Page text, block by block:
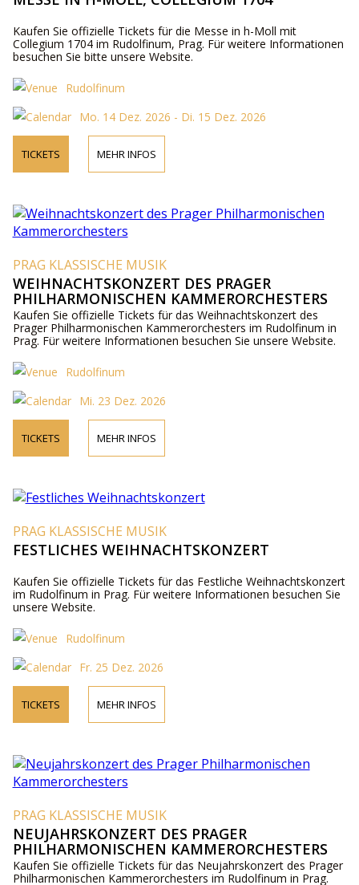
Kaufen Sie offizielle Tickets für die Messe in h-Moll mit
Collegium 1704 im Rudolfinum, Prag. Für weitere Informationen
besuchen Sie bitte unsere Website.
Rudolfinum
Mo. 14 Dez. 2026 - Di. 15 Dez. 2026
TICKETS MEHR INFOS
PRAG KLASSISCHE MUSIK
WEIHNACHTSKONZERT DES PRAGER
PHILHARMONISCHEN KAMMERORCHESTERS
Kaufen Sie offizielle Tickets für das Weihnachtskonzert des
Prager Philharmonischen Kammerorchesters im Rudolfinum in
Prag. Für weitere Informationen besuchen Sie unsere Website.
Rudolfinum
Mi. 23 Dez. 2026
TICKETS MEHR INFOS
PRAG KLASSISCHE MUSIK
FESTLICHES WEIHNACHTSKONZERT
Kaufen Sie offizielle Tickets für das Festliche Weihnachtskonzert
im Rudolfinum in Prag. Für weitere Informationen besuchen Sie
unsere Website.
Rudolfinum
Fr. 25 Dez. 2026
TICKETS MEHR INFOS
PRAG KLASSISCHE MUSIK
NEUJAHRSKONZERT DES PRAGER
PHILHARMONISCHEN KAMMERORCHESTERS
Kaufen Sie offizielle Tickets für das Neujahrskonzert des Prager
Philharmonischen Kammerorchesters im Rudolfinum in Prag.